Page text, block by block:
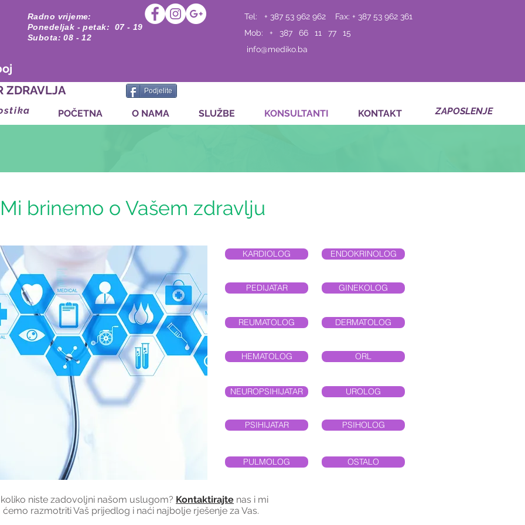
Radno vrijeme:
Ponedeljak - petak: 07 - 19
Subota: 08 - 12
Tel: + 387 53 962 962 Fax: + 387 53 962 361
Mob: + 387 66 11 77 15
info@mediko.ba
ZDRAVLJA
Podjelite
POČETNA O NAMA SLUŽBE KONSULTANTI KONTAKT ZAPOSLENJE
Mi brinemo o Vašem zdravlju
KARDIOLOG
PEDIJATAR
ENDOKRINOLOG
GINEKOLOG
REUMATOLOG
HEMATOLOG
DERMATOLOG
ORL
NEUROPSIHIJATAR
PSIHIJATAR
UROLOG
PSIHOLOG
PULMOLOG OSTALO
niste zadovoljni našom uslugom? Kontaktirajte nas i mi
ćemo razmotriti Vaš prijedlog i naći najbolje rješenje za Vas.